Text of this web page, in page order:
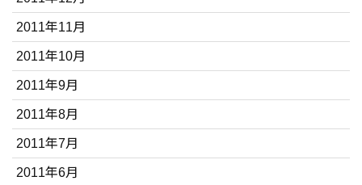
2011年11月
2011年10月
2011年9月
2011年8月
2011年7月
2011年6月